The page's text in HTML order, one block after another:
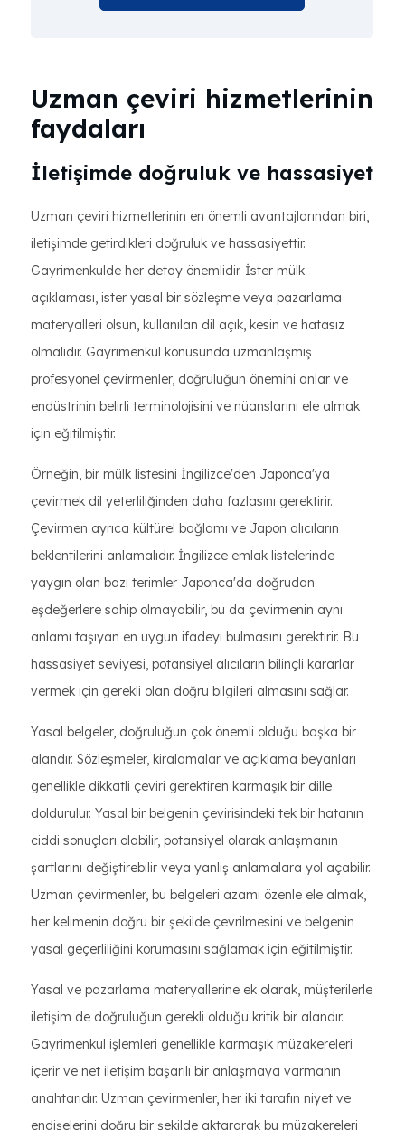
Uzman çeviri hizmetlerinin
faydaları
İletişimde doğruluk ve hassasiyet
Uzman çeviri hizmetlerinin en önemli avantajlarından biri,
iletişimde getirdikleri doğruluk ve hassasiyettir.
Gayrimenkulde her detay önemlidir. İster mülk
açıklaması, ister yasal bir sözleşme veya pazarlama
materyalleri olsun, kullanılan dil açık, kesin ve hatasız
olmalıdır. Gayrimenkul konusunda uzmanlaşmış
profesyonel çevirmenler, doğruluğun önemini anlar ve
endüstrinin belirli terminolojisini ve nüanslarını ele almak
için eğitilmiştir.
Örneğin, bir mülk listesini İngilizce'den Japonca'ya
çevirmek dil yeterliliğinden daha fazlasını gerektirir.
Çevirmen ayrıca kültürel bağlamı ve Japon alıcıların
beklentilerini anlamalıdır. İngilizce emlak listelerinde
yaygın olan bazı terimler Japonca'da doğrudan
eşdeğerlere sahip olmayabilir, bu da çevirmenin aynı
anlamı taşıyan en uygun ifadeyi bulmasını gerektirir. Bu
hassasiyet seviyesi, potansiyel alıcıların bilinçli kararlar
vermek için gerekli olan doğru bilgileri almasını sağlar.
Yasal belgeler, doğruluğun çok önemli olduğu başka bir
alandır. Sözleşmeler, kiralamalar ve açıklama beyanları
genellikle dikkatli çeviri gerektiren karmaşık bir dille
doldurulur. Yasal bir belgenin çevirisindeki tek bir hatanın
ciddi sonuçları olabilir, potansiyel olarak anlaşmanın
şartlarını değiştirebilir veya yanlış anlamalara yol açabilir.
Uzman çevirmenler, bu belgeleri azami özenle ele almak,
her kelimenin doğru bir şekilde çevrilmesini ve belgenin
yasal geçerliliğini korumasını sağlamak için eğitilmiştir.
Yasal ve pazarlama materyallerine ek olarak, müşterilerle
iletişim de doğruluğun gerekli olduğu kritik bir alandır.
Gayrimenkul işlemleri genellikle karmaşık müzakereleri
içerir ve net iletişim başarılı bir anlaşmaya varmanın
anahtarıdır. Uzman çevirmenler, her iki tarafın niyet ve
endişelerini doğru bir şekilde aktararak bu müzakereleri